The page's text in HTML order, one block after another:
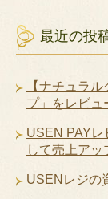
最近の投
【ナチュラ
プ」をレビュ
USEN PAY
して売上アッ
USENレジの